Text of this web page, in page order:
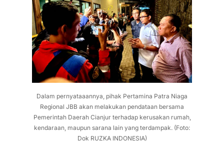
Dalam pernyataaannya, pihak Pertamina Patra Niaga
Regional JBB akan melakukan pendataan bersama
Pemerintah Daerah Cianjur terhadap kerusakan rumah,
kendaraan, maupun sarana lain yang terdampak. (Foto:
Dok RUZKA INDONESIA)